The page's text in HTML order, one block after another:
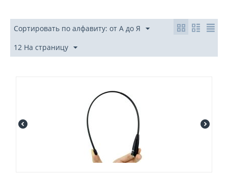
Сортировать по алфавиту: от А до Я
12 На страницу